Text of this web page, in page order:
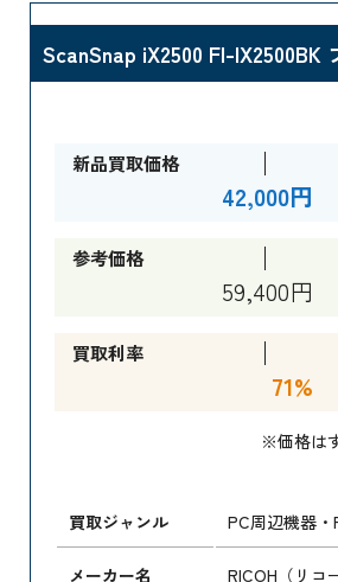
ScanSnap iX2500 FI-IX2500BK
新品買取価格
42,000円
参考価格
59,400円
買取利率
71%
※価格は
買取ジャンル PC周辺機器・
メーカー名 RICOH（リコ